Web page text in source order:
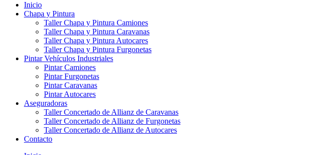
Inicio
Chapa y Pintura
Taller Chapa y Pintura Camiones
Taller Chapa y Pintura Caravanas
Taller Chapa y Pintura Autocares
Taller Chapa y Pintura Furgonetas
Pintar Vehículos Industriales
Pintar Camiones
Pintar Furgonetas
Pintar Caravanas
Pintar Autocares
Aseguradoras
Taller Concertado de Allianz de Caravanas
Taller Concertado de Allianz de Furgonetas
Taller Concertado de Allianz de Autocares
Contacto